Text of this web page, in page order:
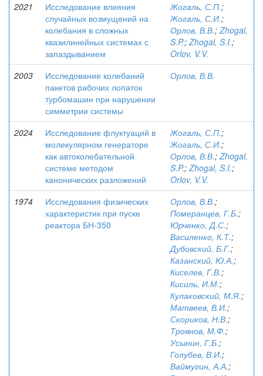
2021
Исследование влияния
случайных возмущений на
колебания в сложных
квазилинейных системах с
запаздыванием
Жогаль, С.П.;
Жогаль, С.И.;
Орлов, В.В.;Zhogal,
S.P.;Zhogal, S.I.;
Orlov, V.V.
2003
Исследование колебаний
пакетов рабочих лопаток
турбомашин при нарушении
симметрии системы
Орлов, В.В.
2024
Исследование флуктуаций в
молекулярном генераторе
как автоколебательной
системе методом
канонических разложений
Жогаль, С.П.;
Жогаль, С.И.;
Орлов, В.В.;Zhogal,
S.P.;Zhogal, S.I.;
Orlov, V.V.
1974
Исследования физических
характеристик при пуске
реактора БН-350
Орлов, В.В.;
Померанцев, Г.Б.;
Юрченко, Д.С.;
Василенко, К.Т.;
Дубовский, Б.Г.;
Казанский, Ю.А.;
Киселев, Г.В.;
Кисиль, И.М.;
Кулаковский, М.Я.;
Матвеев, В.И.;
Скориков, Н.В.;
Троянов, М.Ф.;
Усынин, Г.Б.;
Голубев, В.И.;
Ваймугин, А.А.;